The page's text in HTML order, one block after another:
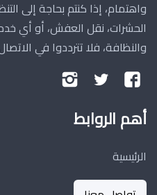
واهتمام، إذا كنتم بحاجة إلى
الحشرات، نقل العفش، أو أي
والنظافة، فلا تترددوا في الاتصال
تابعنا
فيسبوك
تابعنا
تويتر
أهم الروابط
الرئيسية